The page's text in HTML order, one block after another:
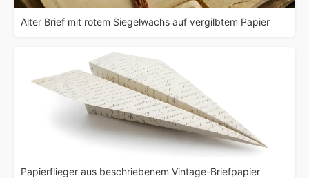
Alter Brief mit rotem Siegelwachs auf vergilbtem Papier
Papierflieger aus beschriebenem Vintage-Briefpapier